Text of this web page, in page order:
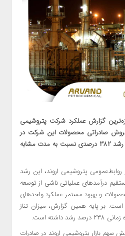
گزارش عملکرد شرکت پتروشیمی
صادراتی محصولات این شرکت در
شش‌ماهه نخست سال ۱۴۰۴ با رشد ۳۸۲ درصدی نسبت به مدت مشابه
پتروشیمی اروند، این رشد
درآمدهای عملیاتی ناشی از توسعه
و بهبود مستمر عملکرد واحدهای
بر پایه همین گزارش، میزان تناژ
است.
سهم بازار پتروشیمی اروند در صادرات